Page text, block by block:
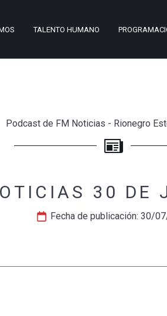
TALENTO HUMANO
Podcast de FM Noticias - Rionegro
30 DE
Fecha de publicación: 30/